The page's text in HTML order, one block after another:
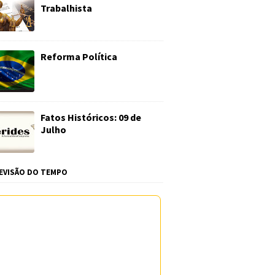
Trabalhista
Reforma Política
Fatos Históricos: 09 de
Julho
DO TEMPO